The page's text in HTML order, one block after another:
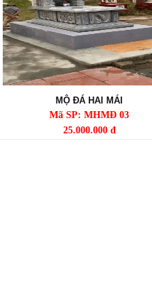
MỘ ĐÁ HAI MÁI
Mã SP: MHMĐ 03
25.000.000 đ